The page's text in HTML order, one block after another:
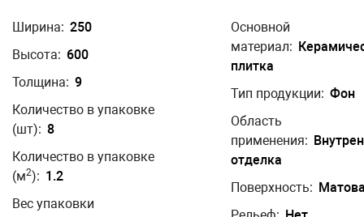
Ширина: 250
Высота: 600
Толщина: 9
Количество в упаковке
(шт): 8
Количество в упаковке
(м2): 1.2
Вес упаковки
Основной
материал:
плитка
Тип продукции: Фон
Область
применения:
отделка
Поверхность: